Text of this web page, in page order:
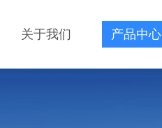
关于我们 产品中心